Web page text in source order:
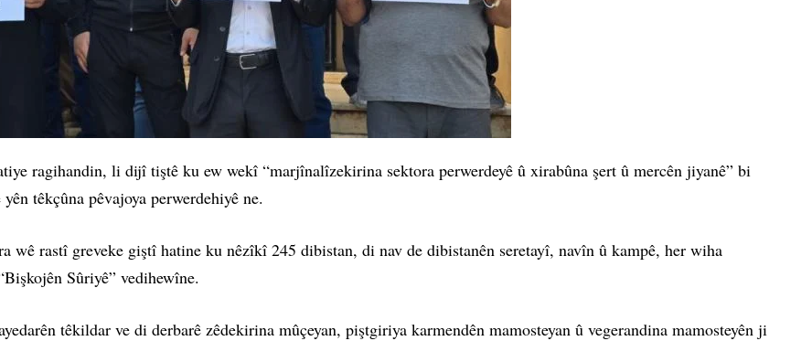
ragihandin, li dijî tiştê ku ew wekî “marjînalîzekirina sektora perwerdeyê û xirabûna şert û mercên jiyanê” bi
têkçûna pêvajoya perwerdehiyê ne.
wê rastî greveke giştî hatine ku nêzîkî 245 dibistan, di nav de dibistanên seretayî, navîn û kampê, her wiha
Sûriyê” vedihewîne.
têkildar ve di derbarê zêdekirina mûçeyan, piştgiriya karmendên mamosteyan û vegerandina mamosteyên ji